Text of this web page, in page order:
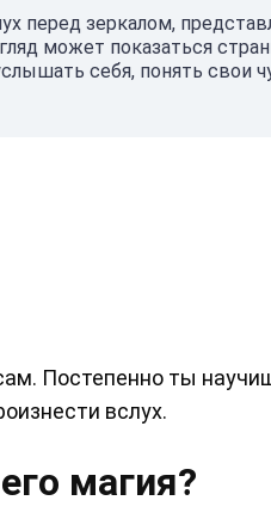
перед зеркалом,
может показаться
себя, понять свои
Постепенно ты
вслух.
магия?